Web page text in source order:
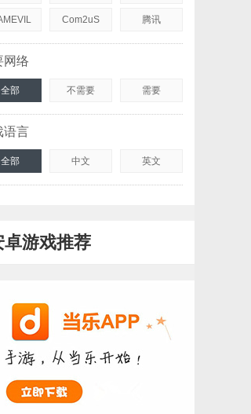
Com2uS 腾讯
网络
全部 不需要 需要
语言
全部 中文 英文
卓游戏推荐